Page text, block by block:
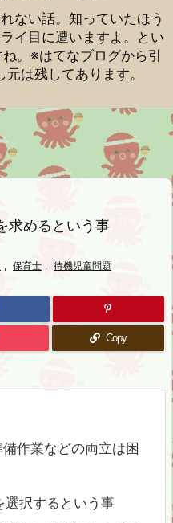
ない話。知っていたほう
イ目に遭いますよ。とい
。※はてなブログから引
は残してあります。
求めるという事
, 保育士 , 待機児童問題
Copy
作業などの両立は困
選択するという事